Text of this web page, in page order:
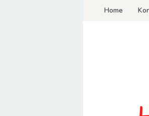
LoncatHome